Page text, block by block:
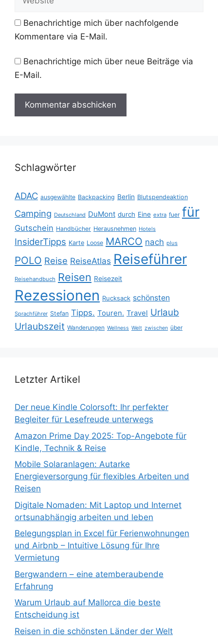
Benachrichtige mich über nachfolgende
Kommentare via E-Mail.
Benachrichtige mich über neue Beiträge via
E-Mail.
Schlagwörter
ADAC ausgewählte Backpacking Berlin Blutspendeaktion
Camping Deutschland DuMont durch Eine extra fuer für
Gutschein Handbücher Herausnehmen Hotels
InsiderTipps Karte Loose MARCO nach plus
POLO Reise ReiseAtlas Reiseführer
Reisehandbuch Reisen Reisezeit
Rezessionen Rucksack schönsten
Sprachführer Stefan Tipps. Touren. Travel Urlaub
Urlaubszeit Wanderungen Wellness Welt zwischen über
Letzter Artikel
Der neue Kindle Colorsoft: Ihr perfekter
Begleiter für Lesefreude unterwegs
Amazon Prime Day 2025: Top-Angebote für
Kindle, Technik & Reise
Mobile Solaranlagen: Autarke
Energieversorgung für flexibles Arbeiten und
Reisen
Digitale Nomaden: Mit Laptop und Internet
ortsunabhängig arbeiten und leben
Belegungsplan in Excel für Ferienwohnungen
und Airbnb – Intuitive Lösung für Ihre
Vermietung
Bergwandern – eine atemberaubende
Erfahrung
Warum Urlaub auf Mallorca die beste
Entscheidung ist
Reisen in die schönsten Länder der Welt